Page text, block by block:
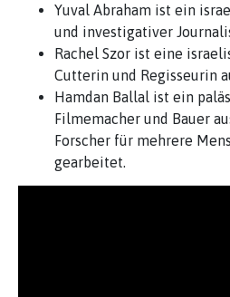
Yuval Abraham ist ein
und investigativer
Rachel Szor ist eine
Cutterin und Regisseurin
Hamdan Ballal ist ein
Filmemacher und Bauer
Forscher für mehrere
gearbeitet.